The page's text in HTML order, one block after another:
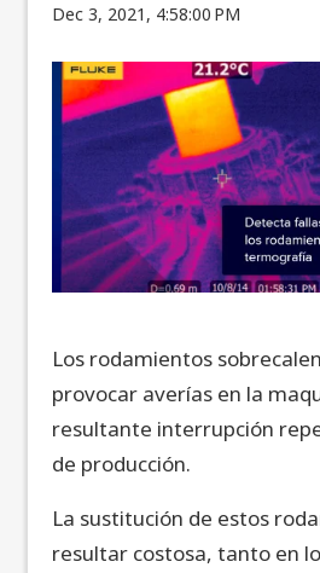
Dec 3, 2021, 4:58:00 PM
Los rodamientos
provocar averías en la
resultante interrupción
de producción.
La sustitución de estos
resultar costosa, tanto en